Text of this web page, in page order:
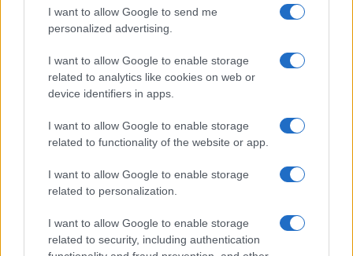
I want to allow Google to send me
personalized advertising.
I want to allow Google to enable storage
related to analytics like cookies on web or
device identifiers in apps.
I want to allow Google to enable storage
related to functionality of the website or app.
I want to allow Google to enable storage
related to personalization.
I want to allow Google to enable storage
related to security, including authentication
Ricco di giacimenti di petrolio, il Kordofan,
composto da tre stati e con una popolazione di
quasi otto milioni, rappresenta unfronte di
guerra decisivo. “Chiunque controlli il Kordofan
controlla di fatto le riserve di petrolio del Paese,
oltre che una estesa parte di territorio nazionale”
Oasis Policy
Advisory. Inoltre è di importanza vitale per il Sudan
attraverso gli oleodotti del Kordofan che scorre il
suo petrolio per raggiungere l’hub di Port Sudan